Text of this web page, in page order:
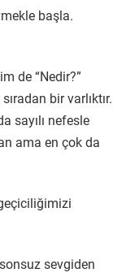
başla.
de “Nedir?”
bir varlıktır.
sayılı nefesle
ama en çok da
sevgiden